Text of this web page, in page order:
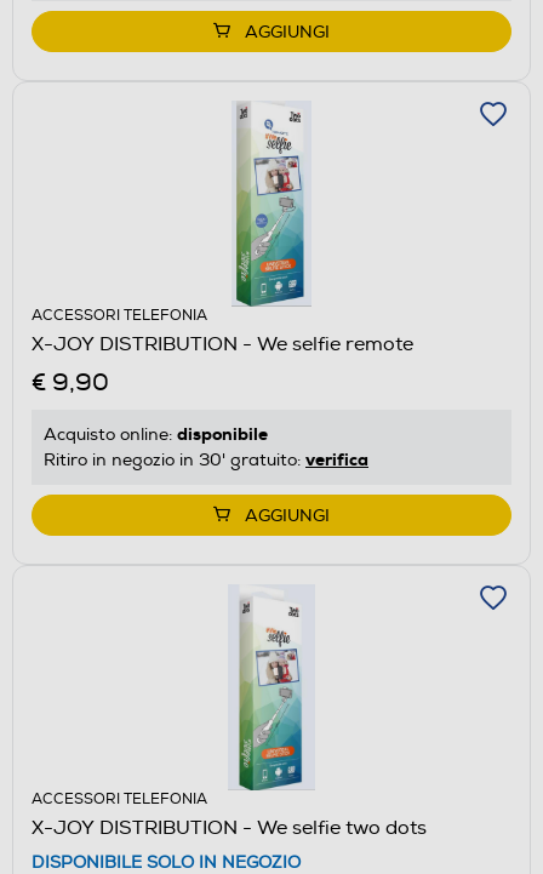
AGGIUNGI
ACCESSORI TELEFONIA
X-JOY DISTRIBUTION - We selfie remote
€ 9,90
Acquisto online: disponibile
Ritiro in negozio in 30' gratuito: verifica
AGGIUNGI
ACCESSORI TELEFONIA
X-JOY DISTRIBUTION - We selfie two dots
DISPONIBILE SOLO IN NEGOZIO